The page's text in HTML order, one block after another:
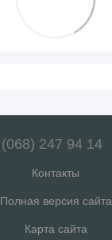
(068) 247 94 14
Контакты
Полная версия сайта
Карта сайта